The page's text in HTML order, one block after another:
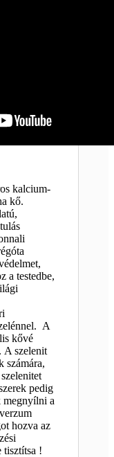
kalcium-
kő.
a testedbe,
A
kővé
A szelenit
számára,
pedig
megnyílni a
hozva az
tisztítsa !